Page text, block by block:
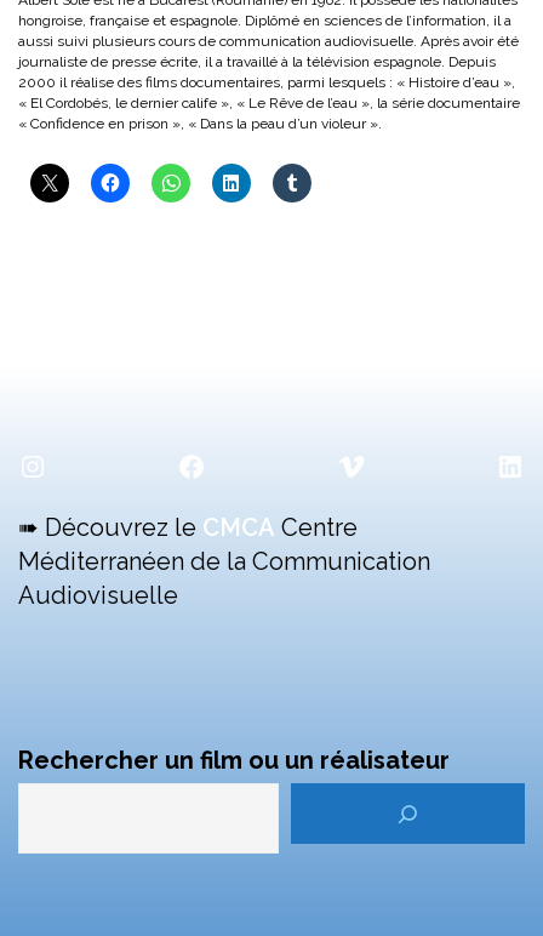
hongroise, française et espagnole. Diplômé en sciences de l’information, il a
aussi suivi plusieurs cours de communication audiovisuelle. Après avoir été
journaliste de presse écrite, il a travaillé à la télévision espagnole. Depuis
2000 il réalise des films documentaires, parmi lesquels : « Histoire d’eau »,
« El Cordobés, le dernier calife », « Le Rêve de l’eau », la série documentaire
« Confidence en prison », « Dans la peau d’un violeur ».
Instagram Facebook Vimeo
➠ Découvrez le CMCA Centre
Méditerranéen de la Communication
Audiovisuelle
Rechercher un film ou un réalisateur